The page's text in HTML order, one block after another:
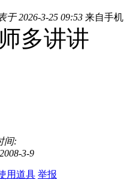
于 2026-3-25 09:53 来自手机
多讲讲
间:
2008-3-9
用道具 举报